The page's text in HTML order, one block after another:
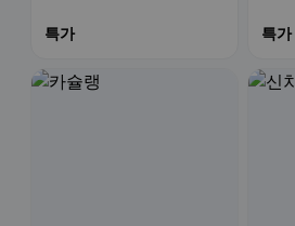
특가 특가